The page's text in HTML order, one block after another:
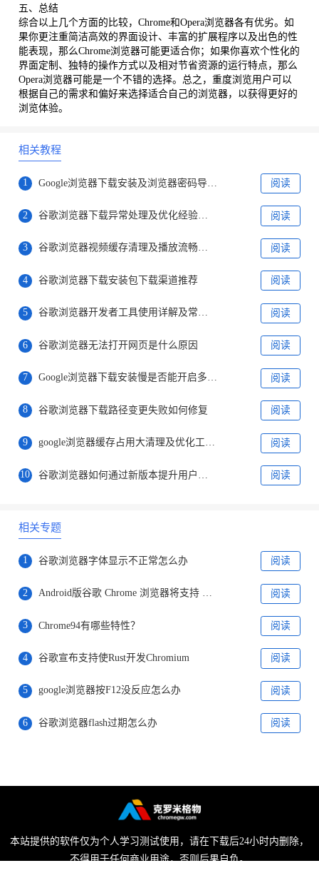
五、总结
综合以上几个方面的比较，Chrome和Opera浏览器各有优劣。如
果你更注重简洁高效的界面设计、丰富的扩展程序以及出色的性
能表现，那么Chrome浏览器可能更适合你；如果你喜欢个性化的
界面定制、独特的操作方式以及相对节省资源的运行特点，那么
Opera浏览器可能是一个不错的选择。总之，重度浏览用户可以
根据自己的需求和偏好来选择适合自己的浏览器，以获得更好的
浏览体验。
相关教程
1 阅读
2 谷歌浏览器下载异常处理及优化经验分享 阅读
3 谷歌浏览器视频缓存清理及播放流畅技巧教程 阅读
4 谷歌浏览器下载安装包下载渠道推荐 阅读
5 谷歌浏览器开发者工具使用详解及常用功能教学 阅读
6 谷歌浏览器无法打开网页是什么原因 阅读
7 Google浏览器下载安装慢是否能开启多线程提速 阅读
8 谷歌浏览器下载路径变更失败如何修复 阅读
9 google浏览器缓存占用大清理及优化工具推荐 阅读
10 阅读
相关专题
1 谷歌浏览器字体显示不正常怎么办 阅读
2 Android版谷歌 Chrome 浏览器将支持 Material You 设计版地址栏 阅读
3 Chrome94有哪些特性？ 阅读
4 谷歌宣布支持使Rust开发Chromium 阅读
5 google浏览器按F12没反应怎么办 阅读
6 谷歌浏览器flash过期怎么办 阅读
本站提供的软件仅为个人学习测试使用，请在下载后24小时内删除，
不得用于任何商业用途，否则后果自负。